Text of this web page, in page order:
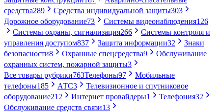
средства289 Средства индивидуальной защиты303
Дорожное оборудование73 Системы видеонаблюдения126
Системы охраны, сигнализация266
Системы контроля и
управления доступом837 Защита информации32
Знаки
безопасности8 Охранные спецсредства9
Обслуживание
охранных систем, пожарной защиты3
Все товары рубрики763Телефоны97
Мобильные
телефоны185 АТС3
Телевизионное и спутниковое
оборудование212 Интернет провайдеры1 Телефония32
Обслуживание средств связи13